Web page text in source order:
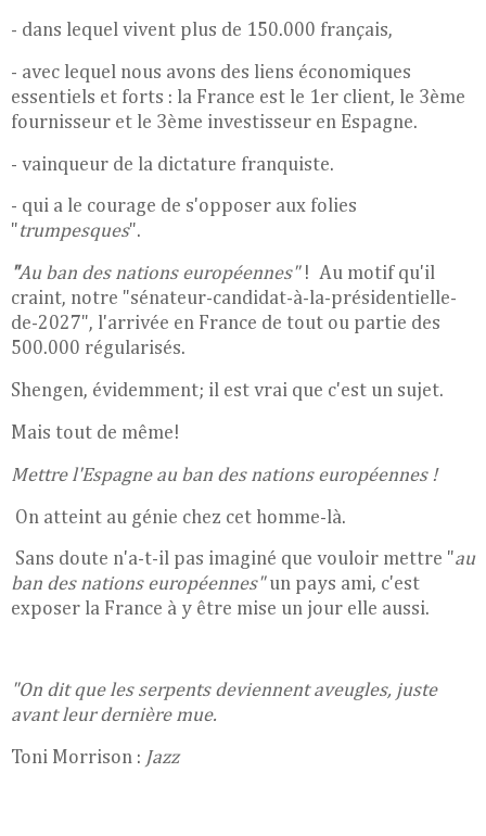
- dans lequel vivent plus de 150.000 français,
- avec lequel nous avons des liens économiques
essentiels et forts : la France est le 1er client, le 3ème
fournisseur et le 3ème investisseur en Espagne.
- vainqueur de la dictature franquiste.
- qui a le courage de s'opposer aux folies
"trumpesques".
"Au ban des nations européennes" ! Au motif qu'il
craint, notre "sénateur-candidat-à-la-présidentielle-
de-2027", l'arrivée en France de tout ou partie des
500.000 régularisés.
Shengen, évidemment; il est vrai que c'est un sujet.
Mais tout de même!
Mettre l'Espagne au ban des nations européennes !
On atteint au génie chez cet homme-là.
Sans doute n'a-t-il pas imaginé que vouloir mettre "au
ban des nations européennes"un pays ami, c'est
exposer la France à y être mise un jour elle aussi.
"On dit que les serpents deviennent aveugles, juste
avant leur dernière mue.
Toni Morrison : Jazz